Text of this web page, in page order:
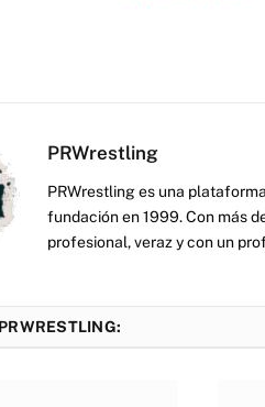
PRWrestling
PRWrestling es una
fundación en 1999. Con más
profesional, veraz y con un